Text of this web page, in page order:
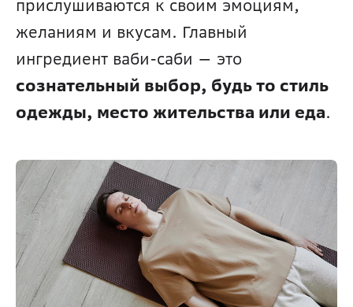
прислушиваются к своим эмоциям,
желаниям и вкусам. Главный
сознательный выбор, будь то стиль
одежды, место жительства или еда.